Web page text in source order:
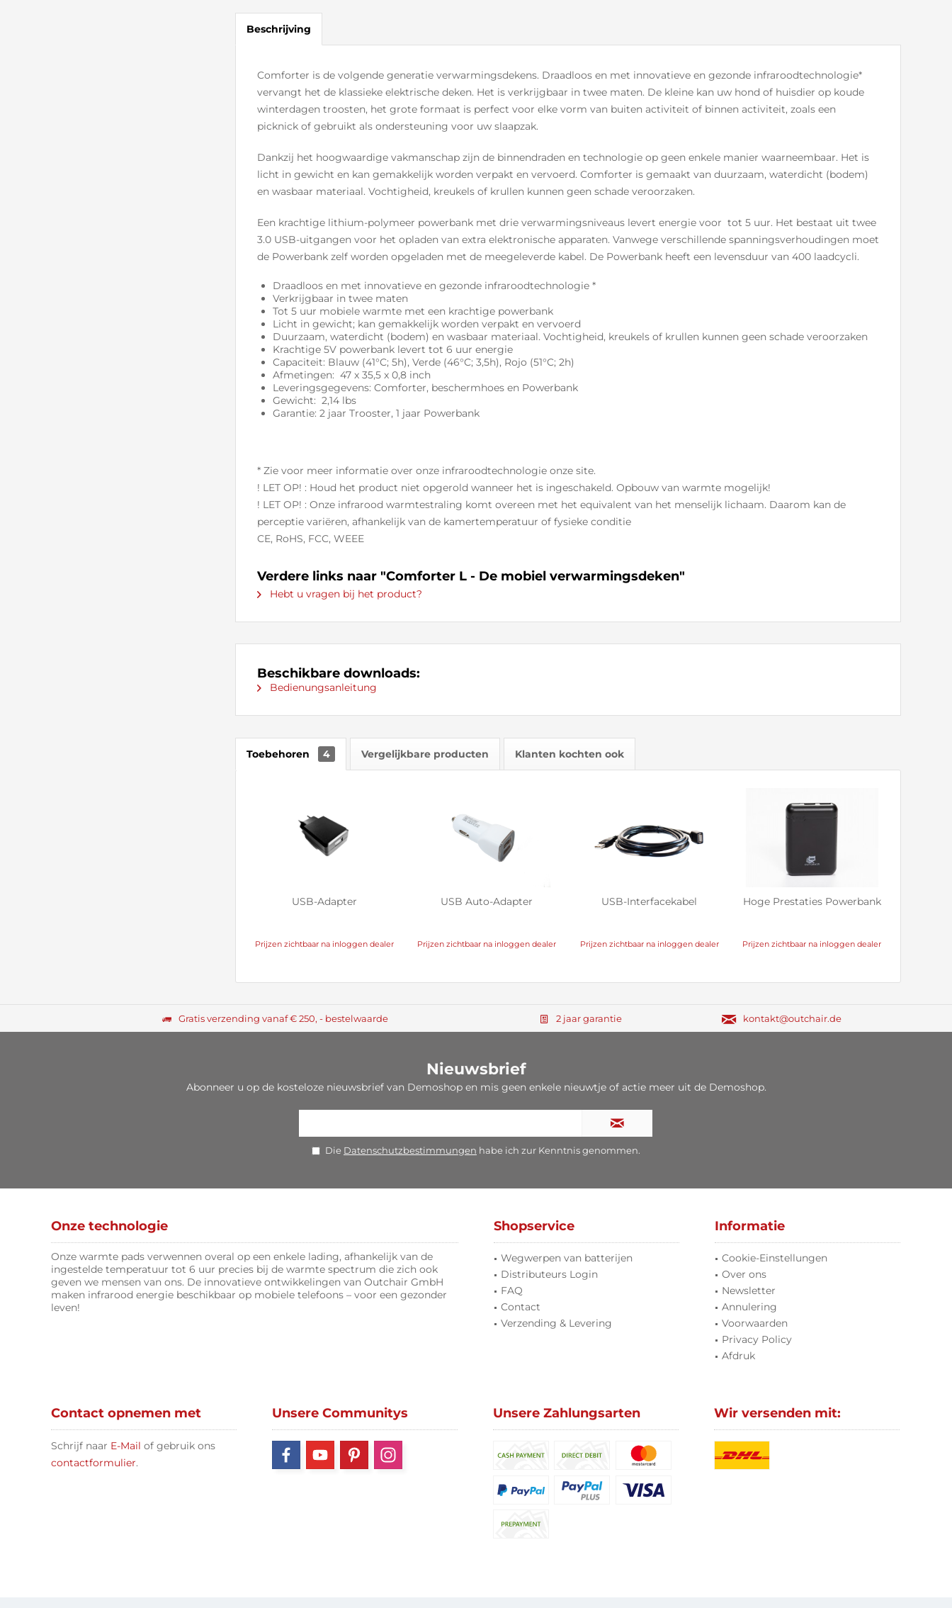
Beschrijving
Comforter is de volgende generatie verwarmingsdekens. Draadloos en met innovatieve en gezonde infraroodtechnologie*
vervangt het de klassieke elektrische deken. Het is verkrijgbaar in twee maten. De kleine kan uw hond of huisdier op koude
winterdagen troosten, het grote formaat is perfect voor elke vorm van buiten activiteit of binnen activiteit, zoals een
picknick of gebruikt als ondersteuning voor uw slaapzak.
Dankzij het hoogwaardige vakmanschap zijn de binnendraden en technologie op geen enkele manier waarneembaar. Het is
licht in gewicht en kan gemakkelijk worden verpakt en vervoerd. Comforter is gemaakt van duurzaam, waterdicht (bodem)
en wasbaar materiaal. Vochtigheid, kreukels of krullen kunnen geen schade veroorzaken.
Een krachtige lithium-polymeer powerbank met drie verwarmingsniveaus levert energie voor tot 5 uur. Het bestaat uit twee
3.0 USB-uitgangen voor het opladen van extra elektronische apparaten. Vanwege verschillende spanningsverhoudingen moet
de Powerbank zelf worden opgeladen met de meegeleverde kabel. De Powerbank heeft een levensduur van 400 laadcycli.
Draadloos en met innovatieve en gezonde infraroodtechnologie *
Verkrijgbaar in twee maten
Tot 5 uur mobiele warmte met een krachtige powerbank
Licht in gewicht; kan gemakkelijk worden verpakt en vervoerd
Duurzaam, waterdicht (bodem) en wasbaar materiaal. Vochtigheid, kreukels of krullen kunnen geen schade veroorzaken
Krachtige 5V powerbank levert tot 6 uur energie
Capaciteit: Blauw (41°C; 5h), Verde (46°C; 3,5h), Rojo (51°C; 2h)
Afmetingen: 47 x 35,5 x 0,8 inch
Leveringsgegevens: Comforter, beschermhoes en Powerbank
Gewicht: 2,14 lbs
Garantie: 2 jaar Trooster, 1 jaar Powerbank
* Zie voor meer informatie over onze infraroodtechnologie onze site.
! LET OP! : Houd het product niet opgerold wanneer het is ingeschakeld. Opbouw van warmte mogelijk!
! LET OP! : Onze infrarood warmtestraling komt overeen met het equivalent van het menselijk lichaam. Daarom kan de
perceptie variëren, afhankelijk van de kamertemperatuur of fysieke conditie
CE, RoHS, FCC, WEEE
Verdere links naar "Comforter L - De mobiel verwarmingsdeken"
Hebt u vragen bij het product?
Beschikbare downloads:
Bedienungsanleitung
Toebehoren 4 Vergelijkbare producten Klanten kochten ook
USB-Adapter
Prijzen zichtbaar na inloggen dealer
USB Auto-Adapter
Prijzen zichtbaar na inloggen dealer
USB-Interfacekabel
Prijzen zichtbaar na inloggen dealer
Hoge Prestaties Powerbank
Prijzen zichtbaar na inloggen dealer
Gratis verzending vanaf € 250, - bestelwaarde 2 jaar garantie kontakt@outchair.de
Nieuwsbrief
Abonneer u op de kosteloze nieuwsbrief van Demoshop en mis geen enkele nieuwtje of actie meer uit de Demoshop.
Die Datenschutzbestimmungen habe ich zur Kenntnis genommen.
Onze technologie
Onze warmte pads verwennen overal op een enkele lading, afhankelijk van de
ingestelde temperatuur tot 6 uur precies bij de warmte spectrum die zich ook
geven we mensen van ons. De innovatieve ontwikkelingen van Outchair GmbH
maken infrarood energie beschikbaar op mobiele telefoons – voor een gezonder
leven!
Shopservice
Wegwerpen van batterijen
Distributeurs Login
FAQ
Contact
Verzending & Levering
Informatie
Cookie-Einstellungen
Over ons
Newsletter
Annulering
Voorwaarden
Privacy Policy
Afdruk
Contact opnemen met
Schrijf naar E-Mail of gebruik ons
contactformulier.
Unsere Communitys Unsere Zahlungsarten Wir versenden mit: